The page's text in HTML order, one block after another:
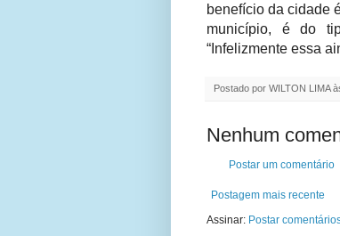
benefício da cidade
município, é do
“Infelizmente essa
Postado por WILTON LIMA
Nenhum
Postar um comentário
Postagem mais recente
Assinar: Postar